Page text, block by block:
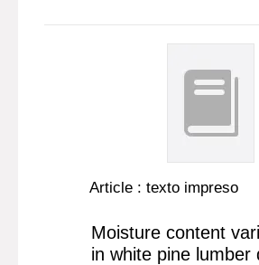
Article : texto impreso
Moisture content
in white pine lumber